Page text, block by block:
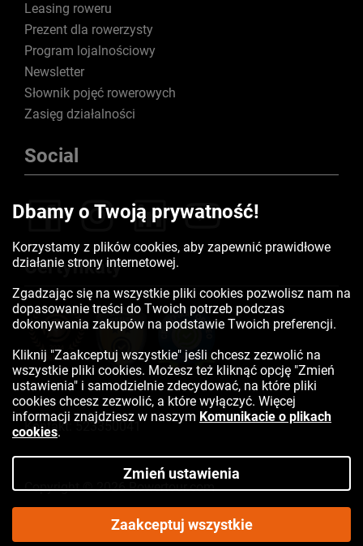
Leasing roweru
Prezent dla rowerzysty
Program lojalnościowy
Newsletter
Słownik pojęć rowerowych
Zasięg działalności
Social
Certyfikaty
Kontakt:523350041
Copyright © 2026 Rowertour.com
Internetowy sklep rowerowy
Dbamy o Twoją prywatność!
Korzystamy z plików cookies, aby zapewnić prawidłowe
działanie strony internetowej.
Zgadzając się na wszystkie pliki cookies pozwolisz nam na
dopasowanie treści do Twoich potrzeb podczas
dokonywania zakupów na podstawie Twoich preferencji.
Kliknij "Zaakceptuj wszystkie" jeśli chcesz zezwolić na
wszystkie pliki cookies. Możesz też kliknąć opcję "Zmień
ustawienia" i samodzielnie zdecydować, na które pliki
cookies chcesz zezwolić, a które wyłączyć. Więcej
informacji znajdziesz w naszym Komunikacie o plikach
cookies.
Zmień ustawienia
Zaakceptuj wszystkie